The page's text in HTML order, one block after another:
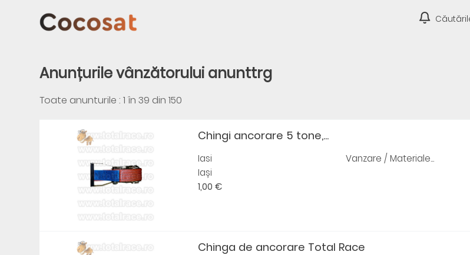
Anunțurile vânzătorului anunttrg
Toate anunturile : 1 în39 din150
Chingi ancorare 5 tone,...
Iasi
Iași
1,00 €
Vanzare / Materiale...
Chinga de ancorare Total Race